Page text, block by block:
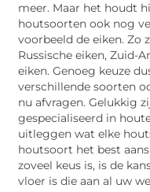
meer. Maar het houdt
houtsoorten ook nog
voorbeeld de eiken. Zo
Russische eiken, Zuid-
eiken. Genoeg keuze
verschillende soorten
nu afvragen. Gelukkig
gespecialiseerd in
uitleggen wat elke
houtsoort het best
zoveel keus is, is de
vloer is die aan al uw